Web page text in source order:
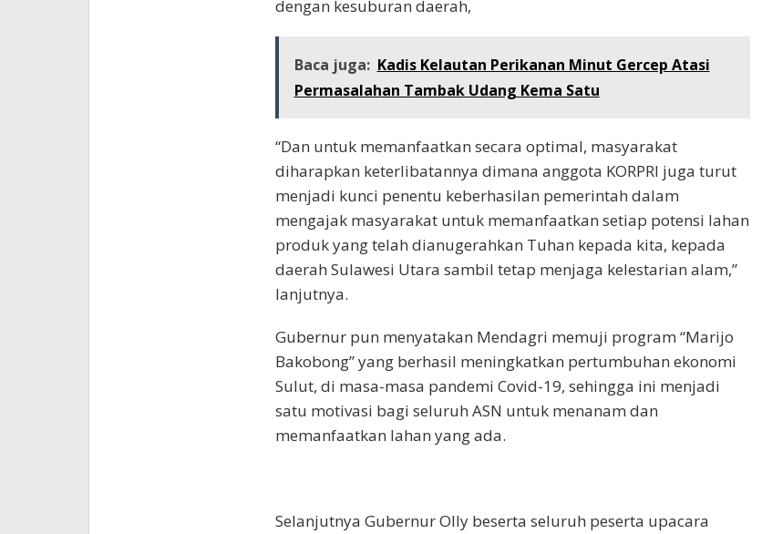
dengan kesuburan daerah,
Baca juga: Kadis Kelautan Perikanan Minut Gercep Atasi
Permasalahan Tambak Udang Kema Satu
“Dan untuk memanfaatkan secara optimal, masyarakat
diharapkan keterlibatannya dimana anggota KORPRI juga turut
menjadi kunci penentu keberhasilan pemerintah dalam
mengajak masyarakat untuk memanfaatkan setiap potensi lahan
produk yang telah dianugerahkan Tuhan kepada kita, kepada
daerah Sulawesi Utara sambil tetap menjaga kelestarian alam,”
lanjutnya.
Gubernur pun menyatakan Mendagri memuji program “Marijo
Bakobong” yang berhasil meningkatkan pertumbuhan ekonomi
Sulut, di masa-masa pandemi Covid-19, sehingga ini menjadi
satu motivasi bagi seluruh ASN untuk menanam dan
memanfaatkan lahan yang ada.
Selanjutnya Gubernur Olly beserta seluruh peserta upacara